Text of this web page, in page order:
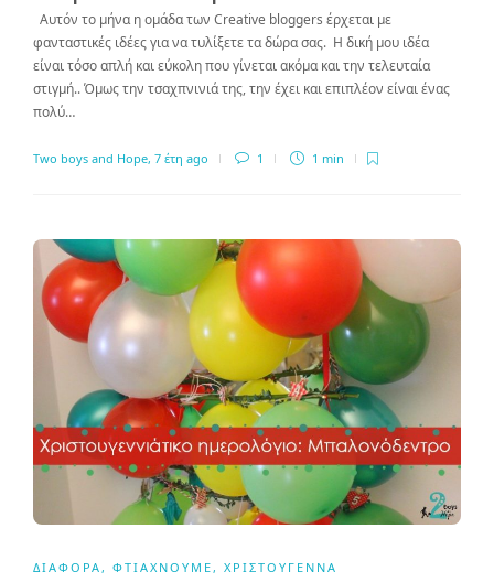
Αυτόν το μήνα η ομάδα των Creative bloggers έρχεται με
φανταστικές ιδέες για να τυλίξετε τα δώρα σας. Η δική μου ιδέα
είναι τόσο απλή και εύκολη που γίνεται ακόμα και την τελευταία
στιγμή.. Όμως την τσαχπνινιά της, την έχει και επιπλέον είναι ένας
πολύ…
Two boys and Hope, 7 έτη ago 1 1 min
ΔΙΆΦΟΡΑ, ΦΤΙΆΧΝΟΥΜΕ, ΧΡΙΣΤΟΎΓΕΝΝΑ